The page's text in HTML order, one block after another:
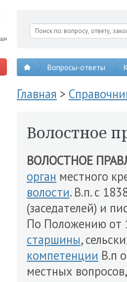
Вопросы-ответы
Главная >
Волостное
ВОЛОСТНОЕ
орган местного
волости. В.п. с
(заседателей) и
По Положению от
старшины,
компетенции В.п
местных